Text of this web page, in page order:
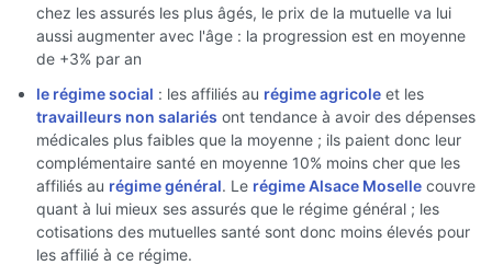
chez les assurés les plus âgés, le prix de la mutuelle va lui
aussi augmenter avec l'âge : la progression est en moyenne
de +3% par an
le régime social : les affiliés au régime agricole et les
travailleurs non salariés ont tendance à avoir des dépenses
médicales plus faibles que la moyenne ; ils paient donc leur
complémentaire santé en moyenne 10% moins cher que les
affiliés au régime général. Le régime Alsace Moselle couvre
quant à lui mieux ses assurés que le régime général ; les
cotisations des mutuelles santé sont donc moins élevés pour
les affilié à ce régime.